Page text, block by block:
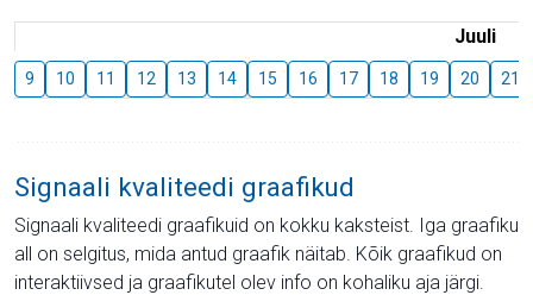
Juuli
9 10 11 12 13 14 15 16 17 18 19 20 21
Signaali kvaliteedi graafikud
Signaali kvaliteedi graafikuid on kokku kaksteist. Iga graafiku
all on selgitus, mida antud graafik näitab. Kõik graafikud on
interaktiivsed ja graafikutel olev info on kohaliku aja järgi.